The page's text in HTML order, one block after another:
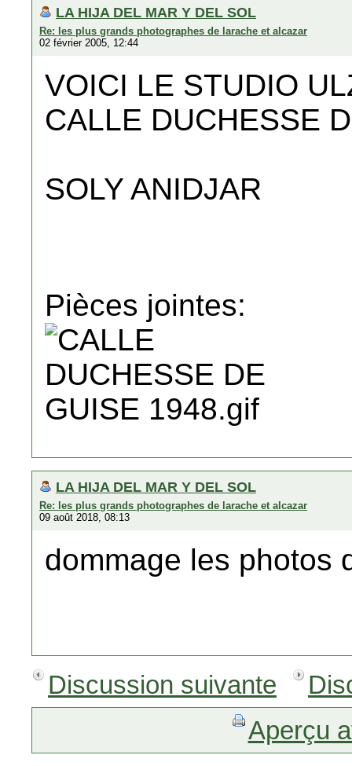
LA HIJA DEL MAR Y DEL SOL
Re: les plus grands photographes de larache et alcazar
02 février 2005, 12:44
VOICI LE STUDIO
CALLE DUCHESSE
SOLY ANIDJAR
Pièces jointes:
LA HIJA DEL MAR Y DEL SOL
Re: les plus grands photographes de larache et alcazar
09 août 2018, 08:13
dommage les photos
Discussion suivante
Aperçu